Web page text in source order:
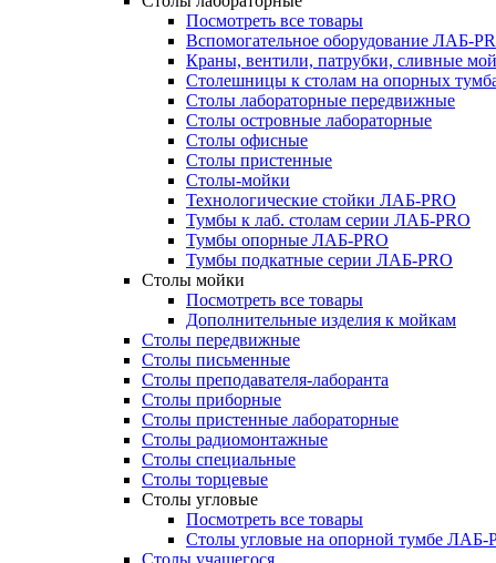
Посмотреть все товары
Вспомогательное оборудование ЛАБ-
Краны, вентили, патрубки, сливные
Столешницы к столам на опорных
Столы лабораторные передвижные
Столы островные лабораторные
Столы офисные
Столы пристенные
Столы-мойки
Технологические стойки ЛАБ-PRO
Тумбы к лаб. столам серии ЛАБ-PRO
Тумбы опорные ЛАБ-PRO
Тумбы подкатные серии ЛАБ-PRO
Столы мойки
Посмотреть все товары
Дополнительные изделия к мойкам
Столы передвижные
Столы письменные
Столы преподавателя-лаборанта
Столы приборные
Столы пристенные лабораторные
Столы радиомонтажные
Столы специальные
Столы торцевые
Столы угловые
Посмотреть все товары
Столы угловые на опорной тумбе ЛАБ-
Столы учащегося